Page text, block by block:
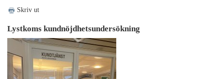
Skriv ut
Lystkoms kundnöjdhetsundersökning